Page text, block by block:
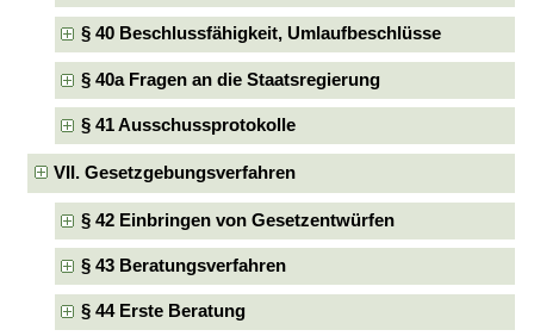
§ 40 Beschlussfähigkeit, Umlaufbeschlüsse
§ 40a Fragen an die Staatsregierung
§ 41 Ausschussprotokolle
VII. Gesetzgebungsverfahren
§ 42 Einbringen von Gesetzentwürfen
§ 43 Beratungsverfahren
§ 44 Erste Beratung